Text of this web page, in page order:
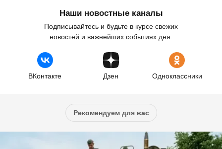
Наши новостные каналы
Подписывайтесь и будьте в курсе свежих
новостей и важнейших событиях дня.
ВКонтакте Дзен Одноклассники
Рекомендуем для вас